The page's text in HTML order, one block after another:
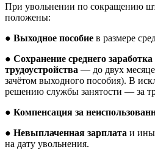
При увольнении по сокращению
положены:
● Выходное пособие в размере
● Сохранение среднего
трудоустройства — до двух
зачётом выходного пособия). В
решению службы занятости — за
● Компенсация за
● Невыплаченная зарплата и
на дату увольнения.